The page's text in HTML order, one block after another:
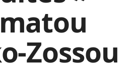
Zossou